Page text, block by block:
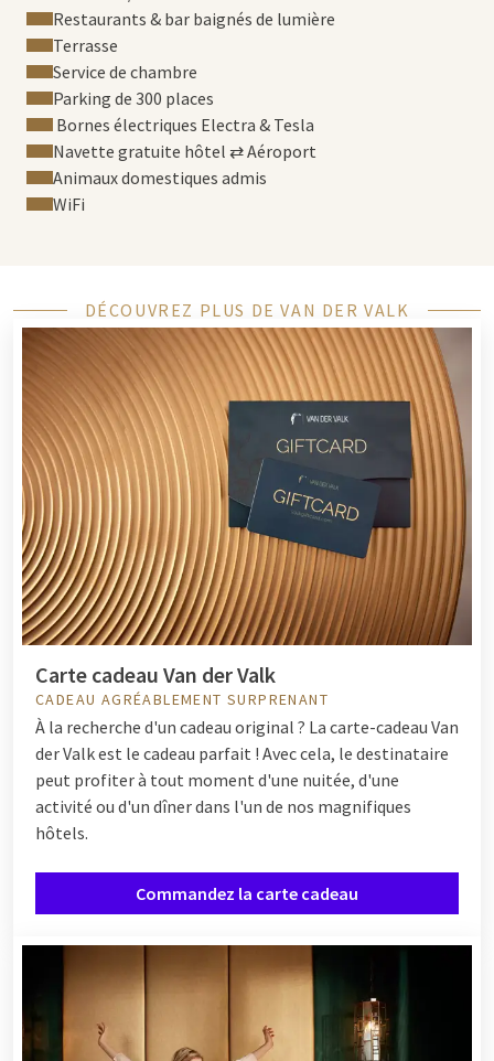
Restaurants & bar baignés de lumière
Terrasse
Service de chambre
Parking de 300 places
Bornes électriques Electra & Tesla
Navette gratuite hôtel ⇄ Aéroport
Animaux domestiques admis
WiFi
DÉCOUVREZ PLUS DE VAN DER VALK
Carte cadeau Van der Valk
CADEAU AGRÉABLEMENT SURPRENANT
À la recherche d'un cadeau original ? La carte-cadeau Van
der Valk est le cadeau parfait ! Avec cela, le destinataire
peut profiter à tout moment d'une nuitée, d'une
activité ou d'un dîner dans l'un de nos magnifiques
hôtels.
Commandez la carte cadeau